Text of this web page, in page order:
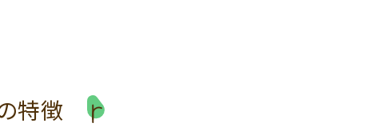
特徴